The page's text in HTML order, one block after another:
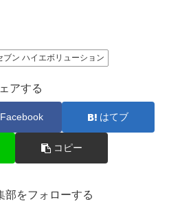
ン ハイエボリューション
アする
Facebook はてブ
コピー
部をフォローする